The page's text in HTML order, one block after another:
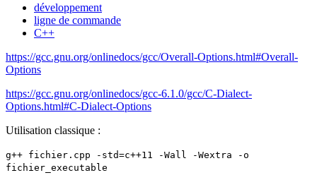
développement
ligne de commande
C++
https://gcc.gnu.org/onlinedocs/gcc/Overall-Options.html#Overall-
Options
https://gcc.gnu.org/onlinedocs/gcc-6.1.0/gcc/C-Dialect-
Options.html#C-Dialect-Options
Utilisation classique :
g++ fichier.cpp -std=c++11 -Wall -Wextra -o
fichier_executable